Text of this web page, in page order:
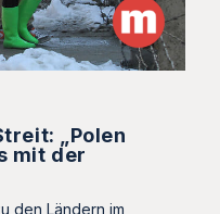
„Polen
mit der
den Ländern im